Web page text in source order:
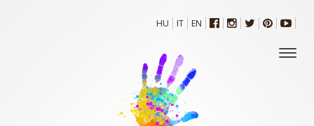
HU IT EN